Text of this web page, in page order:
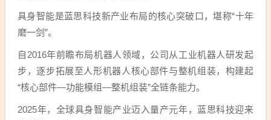
具身智能是蓝思科技新产业布局的核心突破口，堪称“十年
磨一剑”。
自2016年前瞻布局机器人领域，公司从工业机器人研发起
步，逐步拓展至人形机器人核心部件与整机组装，构建起
“核心部件—功能模组—整机组装”全链条能力。
2025年，全球具身智能产业迈入量产元年，蓝思科技迎来